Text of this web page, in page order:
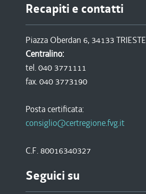
Recapiti e contatti
Piazza Oberdan 6, 34133 TRIESTE
Centralino:
tel. 040 3771111
fax. 040 3773190
Posta certificata:
consiglio@certregione.fvg.it
C.F. 80016340327
Seguici su